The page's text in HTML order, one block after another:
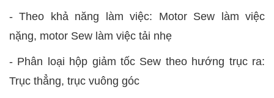
-Theo khả năng làm việc: Motor Sew làm việc
nặng, motor Sew làm việc tải nhẹ
- Phân loại hộp giảm tốc Sew theo hướng trục ra:
Trục thẳng, trục vuông góc